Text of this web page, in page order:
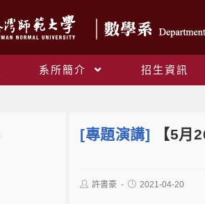
系所簡介 招生資訊
[專題演講] 【5
許書豪 2021-04-20